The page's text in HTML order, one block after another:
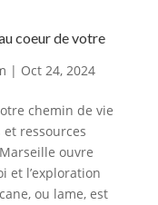
coeur de votre
| Oct 24, 2024
chemin de vie
ressources
ouvre
et l’exploration
ou lame, est